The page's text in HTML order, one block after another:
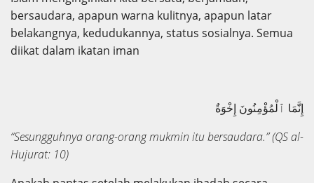
bersaudara, apapun warna kulitnya, apapun latar
belakangnya, kedudukannya, status sosialnya. Semua
diikat dalam ikatan iman
إِنَّمَا ٱلْمُؤْمِنُونَ إِخْوَةٌ
“Sesungguhnya orang-orang mukmin itu bersaudara.”(QS al-
Hujurat: 10)